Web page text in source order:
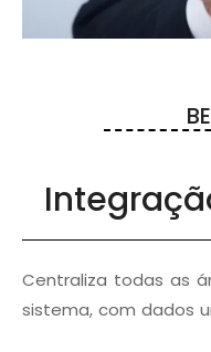
Centraliza todas as
sistema, com dados